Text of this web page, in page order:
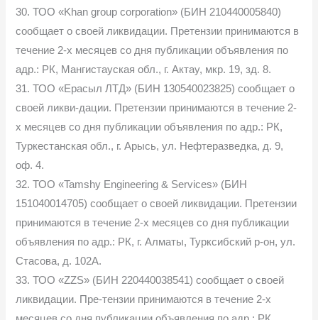
30. ТОО «Khan group corporation» (БИН 210440005840)
сообщает о своей ликвидации. Претензии принимаются в
течение 2-х месяцев со дня публикации объявления по
адр.: РК, Мангистауская обл., г. Актау, мкр. 19, зд. 8.
31. ТОО «Ерасыл ЛТД» (БИН 130540023825) сообщает о
своей ликви-дации. Претензии принимаются в течение 2-
х месяцев со дня публикации объявления по адр.: РК,
Туркестанская обл., г. Арысь, ул. Нефтеразведка, д. 9,
оф. 4.
32. ТОО «Tamshy Engineering & Services» (БИН
151040014705) сообщает о своей ликвидации. Претензии
принимаются в течение 2-х месяцев со дня публикации
объявления по адр.: РК, г. Алматы, Турксибский р-он, ул.
Стасова, д. 102А.
33. ТОО «ZZS» (БИН 220440038541) сообщает о своей
ликвидации. Пре-тензии принимаются в течение 2-х